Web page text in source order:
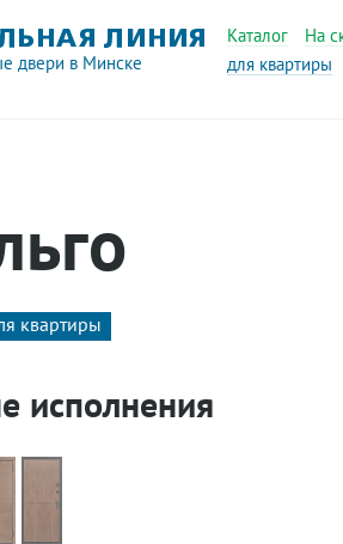
двери в Минске
Каталог На
для квартиры
квартиры
исполнения